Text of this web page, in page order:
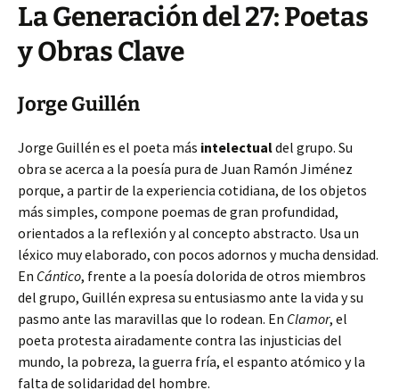
La Generación del 27: Poetas
y Obras Clave
Jorge Guillén
Jorge Guillén es el poeta más intelectualdel grupo. Su
obra se acerca a la poesía pura de Juan Ramón Jiménez
porque, a partir de la experiencia cotidiana, de los objetos
más simples, compone poemas de gran profundidad,
orientados a la reflexión y al concepto abstracto. Usa un
léxico muy elaborado, con pocos adornos y mucha densidad.
En Cántico, frente a la poesía dolorida de otros miembros
del grupo, Guillén expresa su entusiasmo ante la vida y su
pasmo ante las maravillas que lo rodean. En Clamor, el
poeta protesta airadamente contra las injusticias del
mundo, la pobreza, la guerra fría, el espanto atómico y la
falta de solidaridad del hombre.